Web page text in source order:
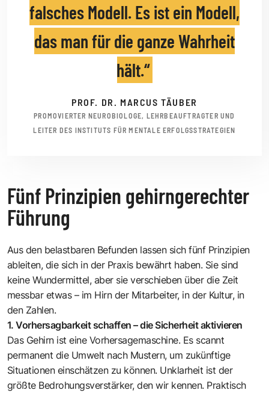
falsches Modell. Es ist ein Modell,
das man für die ganze Wahrheit
hält.
PROF. DR. MARCUS TÄUBER
PROMOVIERTER NEUROBIOLOGE, LEHRBEAUFTRAGTER UND
LEITER DES INSTITUTS FÜR MENTALE ERFOLGSSTRATEGIEN
Fünf Prinzipien gehirngerechter
Führung
Aus den belastbaren Befunden lassen sich fünf Prinzipien
ableiten, die sich in der Praxis bewährt haben. Sie sind
keine Wundermittel, aber sie verschieben über die Zeit
messbar etwas – im Hirn der Mitarbeiter, in der Kultur, in
den Zahlen.
1. Vorhersagbarkeit schaffen – die Sicherheit aktivieren
Das Gehirn ist eine Vorhersagemaschine. Es scannt
permanent die Umwelt nach Mustern, um zukünftige
Situationen einschätzen zu können. Unklarheit ist der
größte Bedrohungsverstärker, den wir kennen. Praktisch